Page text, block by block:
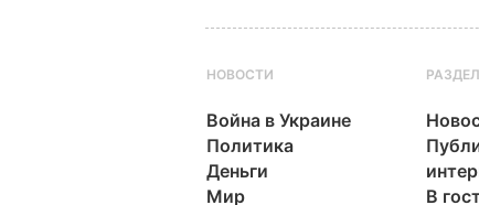
НОВОСТИ
Война в Украине
Политика
Деньги
Мир
В